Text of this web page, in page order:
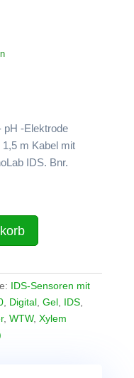
pH -Elektrode
1,5 m Kabel mit
IDS. Bnr.
IDS-Sensoren mit
, Digital, Gel, IDS,
, WTW, Xylem